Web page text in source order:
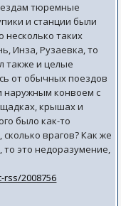
тюремные
и станции были
несколько таких
Инза, Рузаевка, то
также и целые
от обычных поездов
наружным конвоем с
крышах и
было как-то
врагов? Как же
то это недоразумение,
2008756